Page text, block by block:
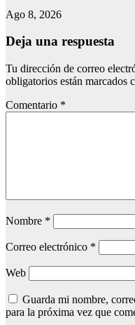
Ago 8, 2026
Deja una respuesta
Tu dirección de correo
obligatorios están marcados
Comentario *
Nombre *
Correo electrónico *
Web
Guarda mi nombre,
para la próxima vez que